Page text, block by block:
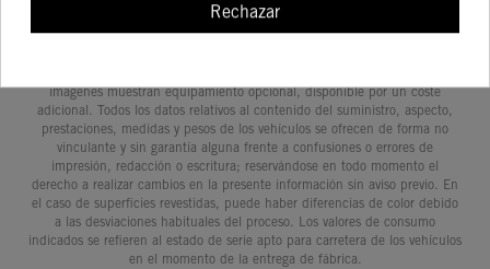
imágenes muestran equipamiento opcional, disponible por un coste
adicional. Todos los datos relativos al contenido del suministro, aspecto,
prestaciones, medidas y pesos de los vehículos se ofrecen de forma no
vinculante y sin garantía alguna frente a confusiones o errores de
impresión, redacción o escritura; reservándose en todo momento el
derecho a realizar cambios en la presente información sin aviso previo. En
el caso de superficies revestidas, puede haber diferencias de color debido
a las desviaciones habituales del proceso. Los valores de consumo
indicados se refieren al estado de serie apto para carretera de los vehículos
en el momento de la entrega de fábrica.
Rechazar